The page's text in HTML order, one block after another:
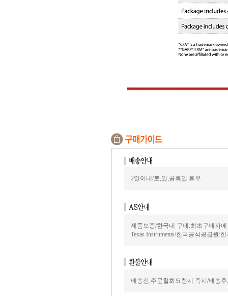
2일이내/토,일,공휴일 휴무
제품보증/한국내 구매:최초구매자
Texas Instruments/한국공식공급원:
배송전:주문철회요청시 즉시/배송